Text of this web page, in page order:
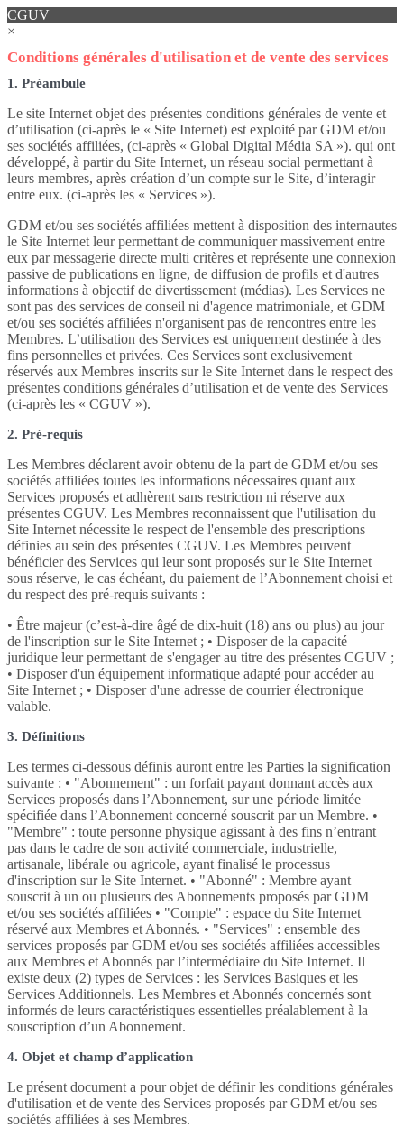
CGUV
×
Conditions générales d'utilisation et de vente des services
1. Préambule
Le site Internet objet des présentes conditions générales de vente et
d’utilisation (ci-après le « Site Internet) est exploité par GDM et/ou
ses sociétés affiliées, (ci-après « Global Digital Média SA »). qui ont
développé, à partir du Site Internet, un réseau social permettant à
leurs membres, après création d’un compte sur le Site, d’interagir
entre eux. (ci-après les « Services »).
GDM et/ou ses sociétés affiliées mettent à disposition des internautes
le Site Internet leur permettant de communiquer massivement entre
eux par messagerie directe multi critères et représente une connexion
passive de publications en ligne, de diffusion de profils et d'autres
informations à objectif de divertissement (médias). Les Services ne
sont pas des services de conseil ni d'agence matrimoniale, et GDM
et/ou ses sociétés affiliées n'organisent pas de rencontres entre les
Membres. L’utilisation des Services est uniquement destinée à des
fins personnelles et privées. Ces Services sont exclusivement
réservés aux Membres inscrits sur le Site Internet dans le respect des
présentes conditions générales d’utilisation et de vente des Services
(ci-après les « CGUV »).
2. Pré-requis
Les Membres déclarent avoir obtenu de la part de GDM et/ou ses
sociétés affiliées toutes les informations nécessaires quant aux
Services proposés et adhèrent sans restriction ni réserve aux
présentes CGUV. Les Membres reconnaissent que l'utilisation du
Site Internet nécessite le respect de l'ensemble des prescriptions
définies au sein des présentes CGUV. Les Membres peuvent
bénéficier des Services qui leur sont proposés sur le Site Internet
sous réserve, le cas échéant, du paiement de l’Abonnement choisi et
du respect des pré-requis suivants :
• Être majeur (c’est-à-dire âgé de dix-huit (18) ans ou plus) au jour
de l'inscription sur le Site Internet ; • Disposer de la capacité
juridique leur permettant de s'engager au titre des présentes CGUV ;
• Disposer d'un équipement informatique adapté pour accéder au
Site Internet ; • Disposer d'une adresse de courrier électronique
valable.
3. Définitions
Les termes ci-dessous définis auront entre les Parties la signification
suivante : • "Abonnement" : un forfait payant donnant accès aux
Services proposés dans l’Abonnement, sur une période limitée
spécifiée dans l’Abonnement concerné souscrit par un Membre. •
"Membre" : toute personne physique agissant à des fins n’entrant
pas dans le cadre de son activité commerciale, industrielle,
artisanale, libérale ou agricole, ayant finalisé le processus
d'inscription sur le Site Internet. • "Abonné" : Membre ayant
souscrit à un ou plusieurs des Abonnements proposés par GDM
et/ou ses sociétés affiliées • "Compte" : espace du Site Internet
réservé aux Membres et Abonnés. • "Services" : ensemble des
services proposés par GDM et/ou ses sociétés affiliées accessibles
aux Membres et Abonnés par l’intermédiaire du Site Internet. Il
existe deux (2) types de Services : les Services Basiques et les
Services Additionnels. Les Membres et Abonnés concernés sont
informés de leurs caractéristiques essentielles préalablement à la
souscription d’un Abonnement.
4. Objet et champ d’application
Le présent document a pour objet de définir les conditions générales
d'utilisation et de vente des Services proposés par GDM et/ou ses
sociétés affiliées à ses Membres.